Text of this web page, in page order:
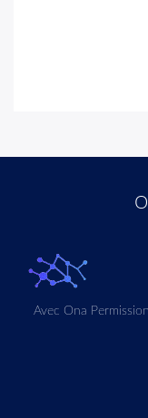
Avec Ona